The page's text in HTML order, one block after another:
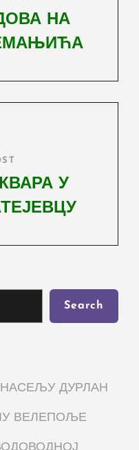
НА
У
Search
ДУРЛАН
ВЕЛЕПОЉЕ